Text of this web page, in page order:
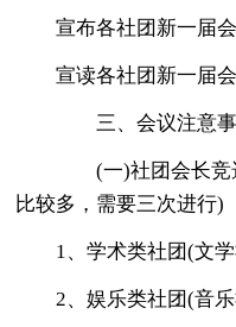
宣布各社团新一届
宣读各社团新一届
三、会议注意
(一)社团会长竞
比较多，需要三次进行)
1、学术类社团(文
2、娱乐类社团(音